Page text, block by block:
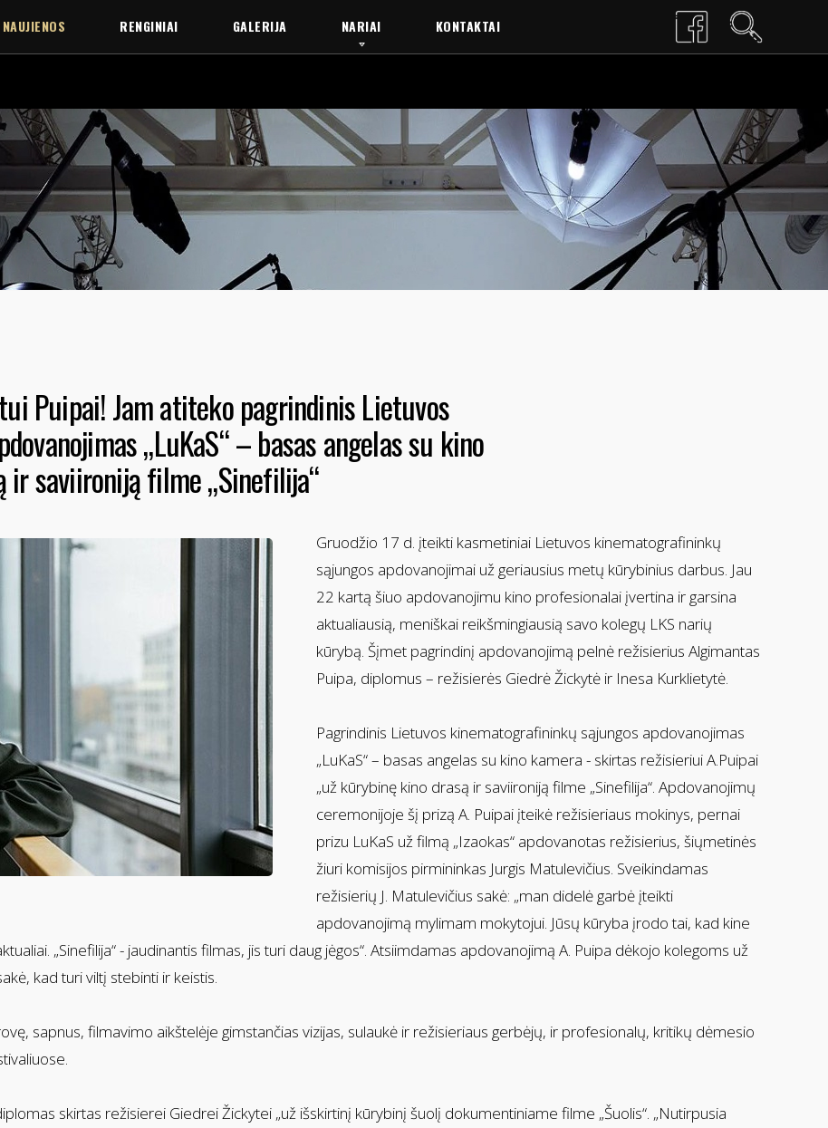
NAUJIENOS RENGINIAI GALERIJA NARIAI KONTAKTAI
Puipai! Jam atiteko pagrindinis Lietuvos
„LuKaS“ – basas angelas su kino
ir saviironiją filme „Sinefilija“
Gruodžio 17 d. įteikti kasmetiniai Lietuvos kinematografininkų
sąjungos apdovanojimai už geriausius metų kūrybinius darbus. Jau
22 kartą šiuo apdovanojimu kino profesionalai įvertina ir garsina
aktualiausią, meniškai reikšmingiausią savo kolegų LKS narių
kūrybą. Šįmet pagrindinį apdovanojimą pelnė režisierius Algimantas
Puipa, diplomus – režisierės Giedrė Žickytė ir Inesa Kurklietytė.
Pagrindinis Lietuvos kinematografininkų sąjungos apdovanojimas
„LuKaS“ – basas angelas su kino kamera - skirtas režisieriui A.Puipai
„už kūrybinę kino drasą ir saviironiją filme „Sinefilija“. Apdovanojimų
ceremonijoje šį prizą A. Puipai įteikė režisieriaus mokinys, pernai
prizu LuKaS už filmą „Izaokas“ apdovanotas režisierius, šiųmetinės
žiuri komisijos pirmininkas Jurgis Matulevičius. Sveikindamas
režisierių J. Matulevičius sakė: „man didelė garbė įteikti
apdovanojimą mylimam mokytojui. Jūsų kūryba įrodo tai, kad kine
„Sinefilija“ - jaudinantis filmas, jis turi daug jėgos“. Atsiimdamas apdovanojimą A. Puipa dėkojo kolegoms už
kad turi viltį stebinti ir keistis.
sapnus, filmavimo aikštelėje gimstančias vizijas, sulaukė ir režisieriaus gerbėjų, ir profesionalų, kritikų dėmesio
skirtas režisierei Giedrei Žickytei „už išskirtinį kūrybinį šuolį dokumentiniame filme „Šuolis“. „Nutirpusia